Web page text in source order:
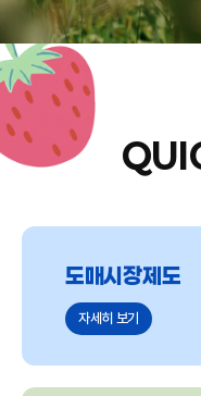
도매시장제도
자세히 보기